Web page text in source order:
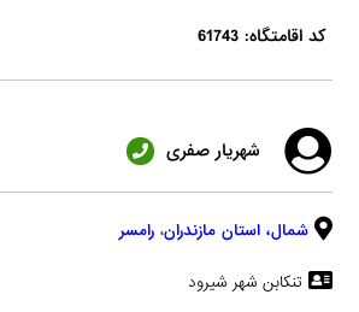
کد اقامتگاه: 61743
شهریار صفری
شمال، استان مازندران، رامسر
تنکابن شهر شیرود